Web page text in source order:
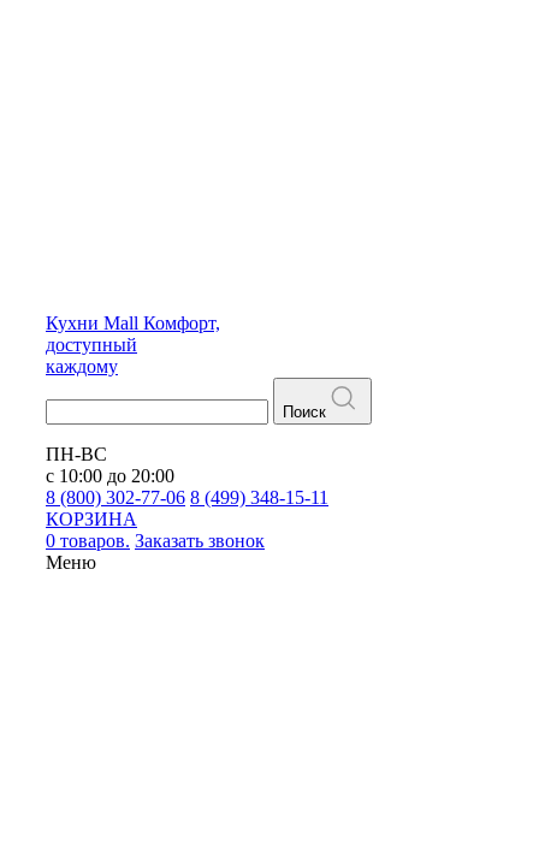
Кухни Mall Комфорт,
доступный
каждому
Поиск
ПН-ВС
с 10:00 до 20:00
8 (800) 302-77-06 8 (499) 348-15-11
КОРЗИНА
0 товаров. Заказать звонок
Меню